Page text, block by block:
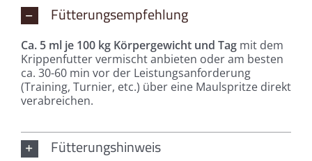
Fütterungsempfehlung
Ca. 5 ml je 100 kg Körpergewicht und Tag mit dem
Krippenfutter vermischt anbieten oder am besten
ca. 30-60 min vor der Leistungsanforderung
(Training, Turnier, etc.) über eine Maulspritze direkt
verabreichen.
Fütterungshinweis